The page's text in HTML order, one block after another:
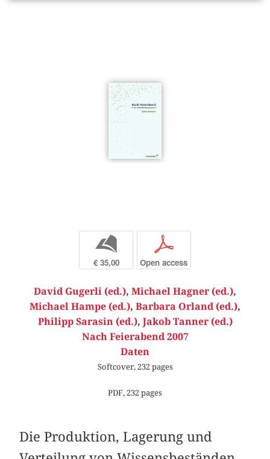
b
€ 35,00
p
Open access
David Gugerli (ed.), Michael Hagner (ed.),
Michael Hampe (ed.), Barbara Orland (ed.),
Philipp Sarasin (ed.), Jakob Tanner (ed.)
Nach Feierabend 2007
Daten
Softcover, 232 pages
PDF, 232 pages
Die Produktion, Lagerung und